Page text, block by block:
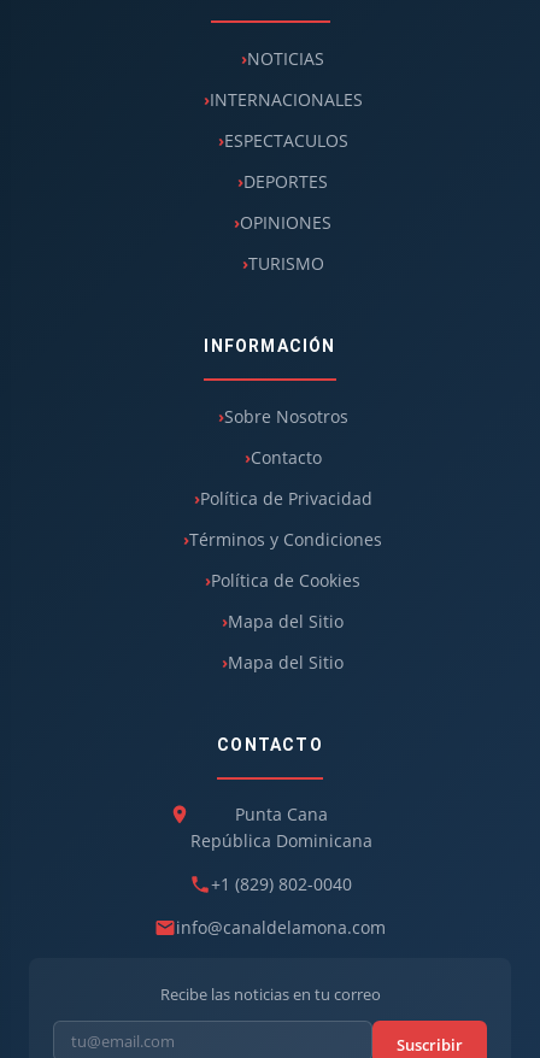
NOTICIAS
INTERNACIONALES
ESPECTACULOS
DEPORTES
OPINIONES
TURISMO
INFORMACIÓN
Sobre Nosotros
Contacto
Política de Privacidad
Términos y Condiciones
Política de Cookies
Mapa del Sitio
Mapa del Sitio
CONTACTO
Punta Cana
República Dominicana
+1 (829) 802-0040
info@canaldelamona.com
Recibe las noticias en tu correo
Suscribir